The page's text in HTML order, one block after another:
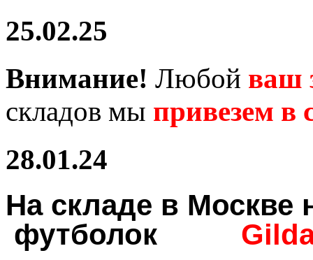
25.02.25
Внимание! Любой ваш
складов мы привезем в
28.01.24
На складе в
футболок